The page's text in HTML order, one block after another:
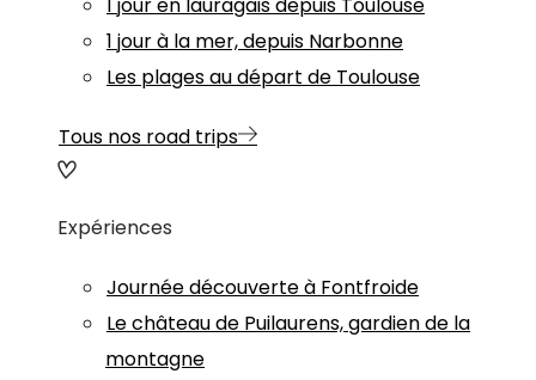
1 jour en lauragais depuis Toulouse
1 jour à la mer, depuis Narbonne
Les plages au départ de Toulouse
Tous nos road trips
Expériences
Journée découverte à Fontfroide
Le château de Puilaurens, gardien de la
montagne